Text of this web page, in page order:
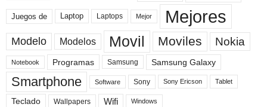
Juegos de Laptop Laptops Mejor Mejores
Modelo Modelos Movil Moviles Nokia
Notebook Programas Samsung Samsung Galaxy
Smartphone Software Sony Sony Ericson Tablet
Teclado Wallpapers Wifi Windows